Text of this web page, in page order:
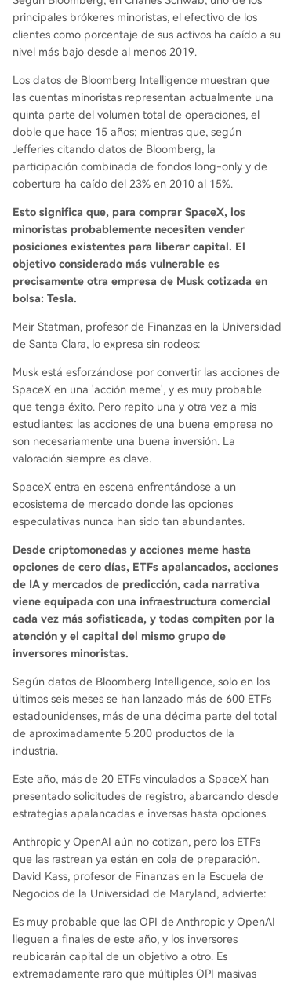
principales brókeres minoristas, el efectivo de los
clientes como porcentaje de sus activos ha caído a su
nivel más bajo desde al menos 2019.
Los datos de Bloomberg Intelligence muestran que
las cuentas minoristas representan actualmente una
quinta parte del volumen total de operaciones, el
doble que hace 15 años; mientras que, según
Jefferies citando datos de Bloomberg, la
participación combinada de fondos long-only y de
cobertura ha caído del 23% en 2010 al 15%.
Esto significa que, para comprar SpaceX, los
minoristas probablemente necesiten vender
posiciones existentes para liberar capital. El
objetivo considerado más vulnerable es
precisamente otra empresa de Musk cotizada en
bolsa: Tesla.
Meir Statman, profesor de Finanzas en la Universidad
de Santa Clara, lo expresa sin rodeos:
Musk está esforzándose por convertir las acciones de
SpaceX en una 'acción meme', y es muy probable
que tenga éxito. Pero repito una y otra vez a mis
estudiantes: las acciones de una buena empresa no
son necesariamente una buena inversión. La
valoración siempre es clave.
SpaceX entra en escena enfrentándose a un
ecosistema de mercado donde las opciones
especulativas nunca han sido tan abundantes.
Desde criptomonedas y acciones meme hasta
opciones de cero días, ETFs apalancados, acciones
de IA y mercados de predicción, cada narrativa
viene equipada con una infraestructura comercial
cada vez más sofisticada, y todas compiten por la
atención y el capital del mismo grupo de
inversores minoristas.
Según datos de Bloomberg Intelligence, solo en los
últimos seis meses se han lanzado más de 600 ETFs
estadounidenses, más de una décima parte del total
de aproximadamente 5.200 productos de la
industria.
Este año, más de 20 ETFs vinculados a SpaceX han
presentado solicitudes de registro, abarcando desde
estrategias apalancadas e inversas hasta opciones.
Anthropic y OpenAI aún no cotizan, pero los ETFs
que las rastrean ya están en cola de preparación.
David Kass, profesor de Finanzas en la Escuela de
Negocios de la Universidad de Maryland, advierte:
Es muy probable que las OPI de Anthropic y OpenAI
lleguen a finales de este año, y los inversores
reubicarán capital de un objetivo a otro. Es
extremadamente raro que múltiples OPI masivas